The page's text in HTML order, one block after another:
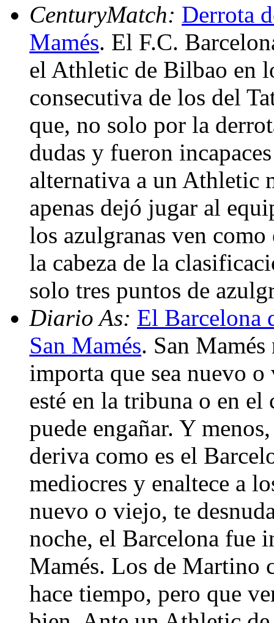
CenturyMatch: Derrota
Mamés. El F.C.
el Athletic de Bilbao en
consecutiva de los del
que, no solo por la
dudas y fueron
alternativa a un Athletic
apenas dejó jugar al
los azulgranas ven
la cabeza de la
solo tres puntos de
Diario As: El Barcelona
San Mamés. San
importa que sea nuevo
esté en la tribuna o en el
puede engañar. Y
deriva como es el
mediocres y enaltece a
nuevo o viejo, te
noche, el Barcelona fue
Mamés. Los de Martino
hace tiempo, pero que